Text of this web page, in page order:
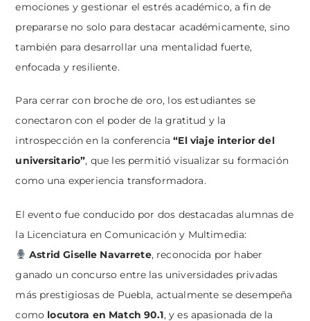
emociones y gestionar el estrés académico, a fin de
prepararse no solo para destacar académicamente, sino
también para desarrollar una mentalidad fuerte,
enfocada y resiliente.
Para cerrar con broche de oro, los estudiantes se
conectaron con el poder de la gratitud y la
introspección en la conferencia“El viaje interior del
universitario”, que les permitió visualizar su formación
como una experiencia transformadora.
El evento fue conducido por dos destacadas alumnas de
la Licenciatura en Comunicación y Multimedia:
Astrid Giselle Navarrete, reconocida por haber
ganado un concurso entre las universidades privadas
más prestigiosas de Puebla, actualmente se desempeña
como locutora en Match 90.1, y es apasionada de la